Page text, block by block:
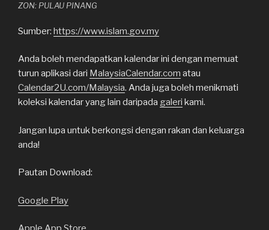
ZON: PULAU PINANG
Sumber: https://www.islam.gov.my
Anda boleh mendapatkan kalendar ini dengan memuat
turun aplikasi dari MalaysiaCalendar.com atau
Calendar2U.com/Malaysia. Anda juga boleh menikmati
koleksi kalendar yang lain daripada galeri kami.
Jangan lupa untuk berkongsi dengan rakan dan keluarga
anda!
Pautan Download:
Google Play